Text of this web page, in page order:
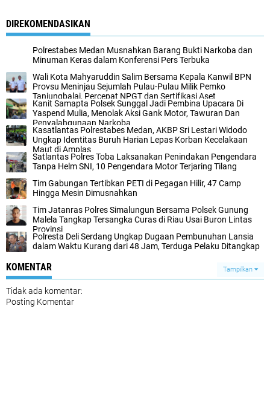
DIREKOMENDASIKAN
Polrestabes Medan Musnahkan Barang Bukti Narkoba dan
Minuman Keras dalam Konferensi Pers Terbuka
Wali Kota Mahyaruddin Salim Bersama Kepala Kanwil BPN
Provsu Meninjau Sejumlah Pulau-Pulau Milik Pemko
Tanjungbalai, Percepat NPGT dan Sertifikasi Aset
Kanit Samapta Polsek Sunggal Jadi Pembina Upacara Di
Yaspend Mulia, Menolak Aksi Gank Motor, Tawuran Dan
Penyalahgunaan Narkoba
Kasatlantas Polrestabes Medan, AKBP Sri Lestari Widodo
Ungkap Identitas Buruh Harian Lepas Korban Kecelakaan
Maut di Amplas‎
Satlantas Polres Toba Laksanakan Penindakan Pengendara
Tanpa Helm SNI, 10 Pengendara Motor Terjaring Tilang‎
Tim Gabungan Tertibkan PETI di Pegagan Hilir, 47 Camp
Hingga Mesin Dimusnahkan
Tim Jatanras Polres Simalungun Bersama Polsek Gunung
Malela Tangkap Tersangka Curas di Riau Usai Buron Lintas
Provinsi
Polresta Deli Serdang Ungkap Dugaan Pembunuhan Lansia
dalam Waktu Kurang dari 48 Jam, Terduga Pelaku Ditangkap
KOMENTAR Tampilkan
Tidak ada komentar:
Posting Komentar